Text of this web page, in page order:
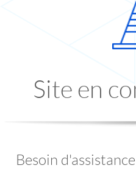
Site en
Besoin